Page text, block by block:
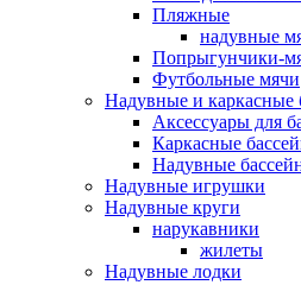
Пляжные
надувные
Попрыгунчики-
Футбольные мячи
Надувные и каркасные
Аксессуары для
Каркасные
Надувные
Надувные игрушки
Надувные круги
нарукавники
жилеты
Надувные лодки